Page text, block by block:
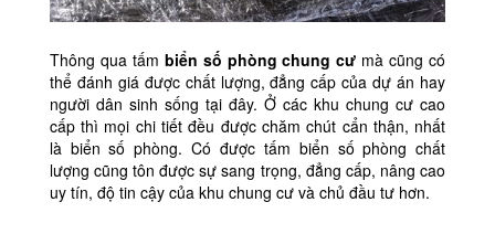
Thông qua tấm biển số phòng chung cư mà cũng có
thể đánh giá được chất lượng, đẳng cấp của dự án hay
người dân sinh sống tại đây. Ở các khu chung cư cao
cấp thì mọi chi tiết đều được chăm chút cẩn thận, nhất
là biển số phòng. Có được tấm biển số phòng chất
lượng cũng tôn được sự sang trọng, đẳng cấp, nâng cao
uy tín, độ tin cậy của khu chung cư và chủ đầu tư hơn.